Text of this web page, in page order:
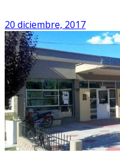
20 diciembre, 2017